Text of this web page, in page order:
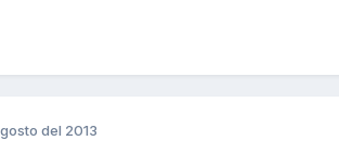
del 2013